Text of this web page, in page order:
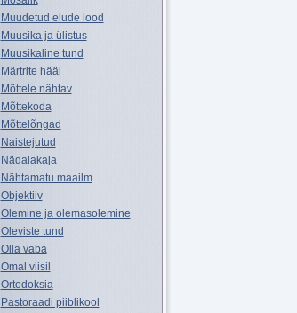
Muudetud elude lood
Muusika ja ülistus
Muusikaline tund
Märtrite hääl
Mõttele nähtav
Mõttekoda
Mõttelõngad
Naistejutud
Nädalakaja
Nähtamatu maailm
Objektiiv
Olemine ja olemasolemine
Oleviste tund
Olla vaba
Omal viisil
Ortodoksia
Pastoraadi piiblikool